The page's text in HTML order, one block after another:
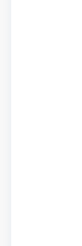
1.
2.
3.
4.
5.
1.
2.
3.